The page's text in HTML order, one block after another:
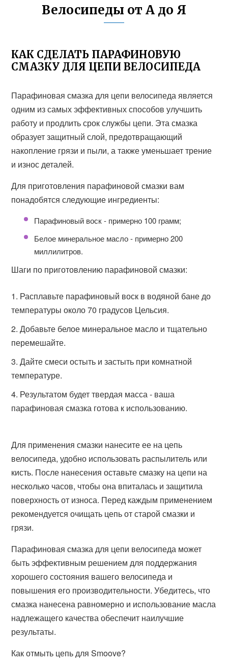
Велосипеды от А до Я
КАК СДЕЛАТЬ ПАРАФИНОВУЮ
СМАЗКУ ДЛЯ ЦЕПИ ВЕЛОСИПЕДА
Парафиновая смазка для цепи велосипеда является
одним из самых эффективных способов улучшить
работу и продлить срок службы цепи. Эта смазка
образует защитный слой, предотвращающий
накопление грязи и пыли, а также уменьшает трение
и износ деталей.
Для приготовления парафиновой смазки вам
понадобятся следующие ингредиенты:
Парафиновый воск - примерно 100 грамм;
Белое минеральное масло - примерно 200
миллилитров.
Шаги по приготовлению парафиновой смазки:
Расплавьте парафиновый воск в водяной бане до
температуры около 70 градусов Цельсия.
Добавьте белое минеральное масло и тщательно
перемешайте.
Дайте смеси остыть и застыть при комнатной
температуре.
Результатом будет твердая масса - ваша
парафиновая смазка готова к использованию.
Для применения смазки нанесите ее на цепь
велосипеда, удобно использовать распылитель или
кисть. После нанесения оставьте смазку на цепи на
несколько часов, чтобы она впиталась и защитила
поверхность от износа. Перед каждым применением
рекомендуется очищать цепь от старой смазки и
грязи.
Парафиновая смазка для цепи велосипеда может
быть эффективным решением для поддержания
хорошего состояния вашего велосипеда и
повышения его производительности. Убедитесь, что
смазка нанесена равномерно и использование масла
надлежащего качества обеспечит наилучшие
результаты.
Как отмыть цепь для Smoove?